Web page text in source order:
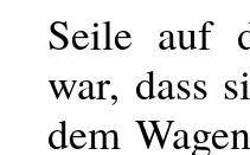
Seile auf
war, dass
dem